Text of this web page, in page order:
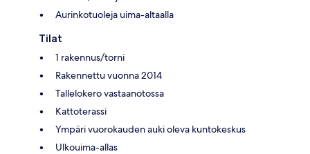
Aurinkotuoleja uima-altaalla
Tilat
1 rakennus/torni
Rakennettu vuonna 2014
Tallelokero vastaanotossa
Kattoterassi
Ympäri vuorokauden auki oleva kuntokeskus
Ulkouima-allas